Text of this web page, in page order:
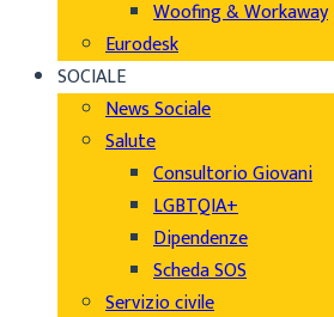
Woofing & Workaway
Eurodesk
SOCIALE
News Sociale
Salute
Consultorio Giovani
LGBTQIA+
Dipendenze
Scheda SOS
Servizio civile